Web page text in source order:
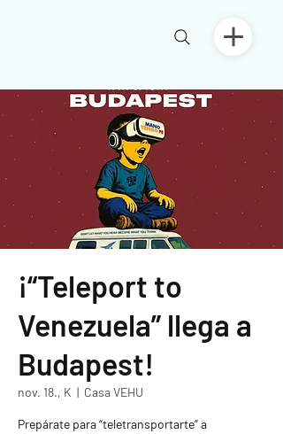
¡“Teleport to
Venezuela” llega a
Budapest!
nov. 18., K
  |
Casa VEHU
Prepárate para “teletransportarte” a